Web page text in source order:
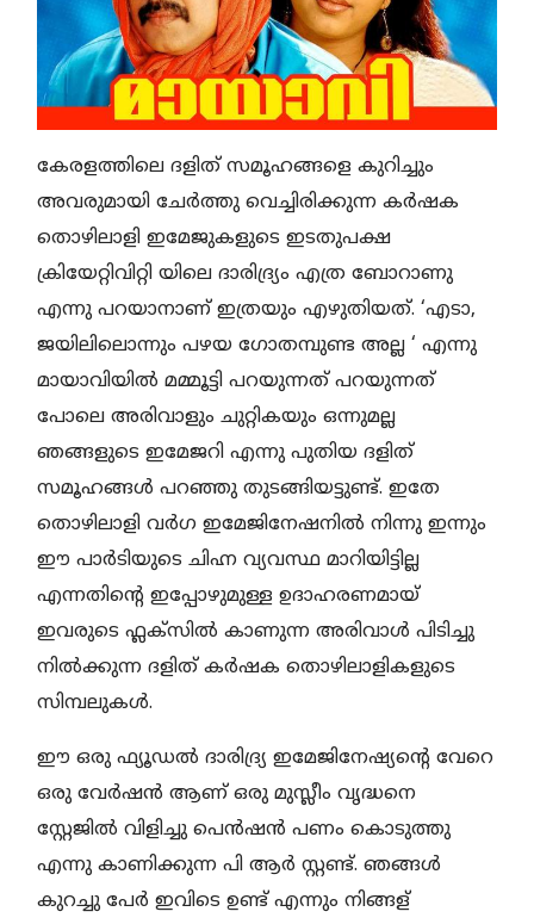
കേരളത്തിലെ ദളിത് സമൂഹങ്ങളെ കുറിച്ചും
അവരുമായി ചേർത്തു വെച്ചിരിക്കുന്ന കർഷക
തൊഴിലാളി ഇമേജുകളുടെ ഇടതുപക്ഷ
ക്രിയേറ്റിവിറ്റി യിലെ ദാരിദ്ര്യം എത്ര ബോറാണു
എന്നു പറയാനാണ് ഇത്രയും എഴുതിയത്. ‘എടാ,
ജയിലിലൊന്നും പഴയ ഗോതമ്പുണ്ട അല്ല ‘ എന്നു
മായാവിയിൽ മമ്മൂട്ടി പറയുന്നത് പറയുന്നത്
പോലെ അരിവാളും ചുറ്റികയും ഒന്നുമല്ല
ഞങ്ങളുടെ ഇമേജറി എന്നു പുതിയ ദളിത്
സമൂഹങ്ങൾ പറഞ്ഞു തുടങ്ങിയട്ടുണ്ട്. ഇതേ
തൊഴിലാളി വർഗ ഇമേജിനേഷനിൽ നിന്നു ഇന്നും
ഈ പാർടിയുടെ ചിഹ്ന വ്യവസ്ഥ മാറിയിട്ടില്ല
എന്നതിന്റെ ഇപ്പോഴുമുള്ള ഉദാഹരണമായ്
ഇവരുടെ ഫ്ലക്സിൽ കാണുന്ന അരിവാൾ പിടിച്ചു
നിൽക്കുന്ന ദളിത് കർഷക തൊഴിലാളികളുടെ
സിമ്പലുകൾ.
ഈ ഒരു ഫ്യൂഡൽ ദാരിദ്ര്യ ഇമേജിനേഷ്യന്റെ വേറെ
ഒരു വേർഷൻ ആണ് ഒരു മുസ്ലീം വൃദ്ധനെ
സ്റ്റേജിൽ വിളിച്ചു പെൻഷൻ പണം കൊടുത്തു
എന്നു കാണിക്കുന്ന പി ആർ സ്റ്റണ്ട്. ഞങ്ങൾ
കുറച്ചു പേർ ഇവിടെ ഉണ്ട് എന്നും നിങ്ങള്